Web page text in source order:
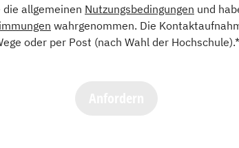
allgemeinen Nutzungsbedingungen und
wahrgenommen. Die
oder per Post (nach Wahl der Hochschule).*